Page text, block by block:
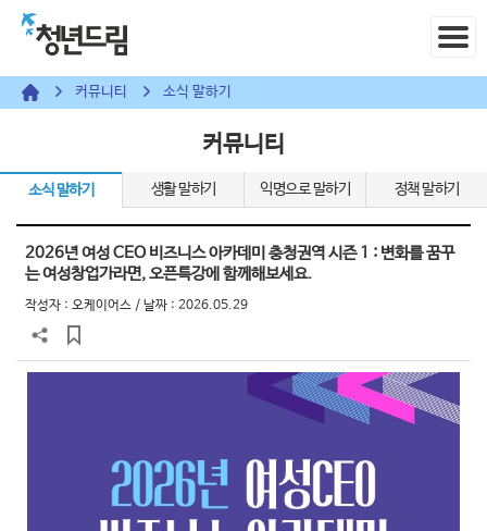
커뮤니티 소식 말하기
커뮤니티
소식 말하기 생활 말하기 익명으로 말하기 정책 말하기
2026년 여성 CEO 비즈니스 아카데미 충청권역 시즌 1 : 변화를 꿈꾸
는 여성창업가라면, 오픈특강에 함께해보세요.
작성자 : 오케이어스 / 날짜 : 2026.05.29